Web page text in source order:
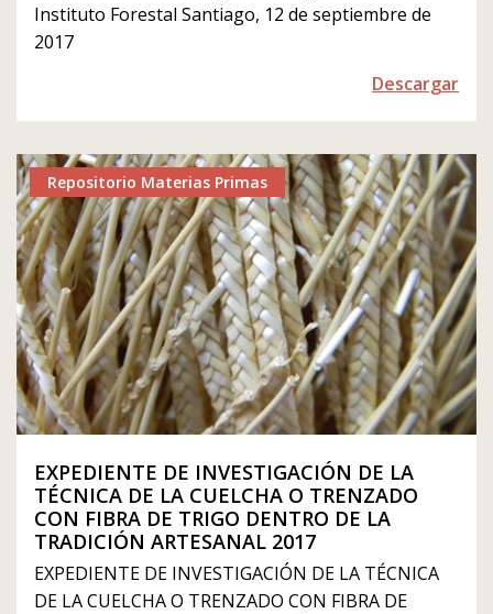
Instituto Forestal Santiago, 12 de septiembre de
2017
Descargar
Repositorio Materias Primas
EXPEDIENTE DE INVESTIGACIÓN DE LA
TÉCNICA DE LA CUELCHA O TRENZADO
CON FIBRA DE TRIGO DENTRO DE LA
TRADICIÓN ARTESANAL 2017
EXPEDIENTE DE INVESTIGACIÓN DE LA TÉCNICA
DE LA CUELCHA O TRENZADO CON FIBRA DE